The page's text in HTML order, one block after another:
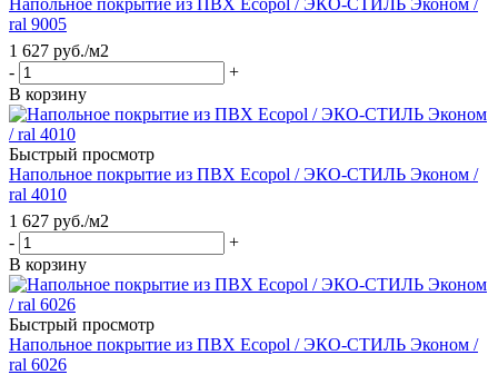
ral 9005
1 627 руб./м2
-
+
В корзину
Быстрый просмотр
Напольное покрытие из ПВХ Ecopol / ЭКО-СТИЛЬ Эконом /
ral 4010
1 627 руб./м2
-
+
В корзину
Быстрый просмотр
Напольное покрытие из ПВХ Ecopol / ЭКО-СТИЛЬ Эконом /
ral 6026